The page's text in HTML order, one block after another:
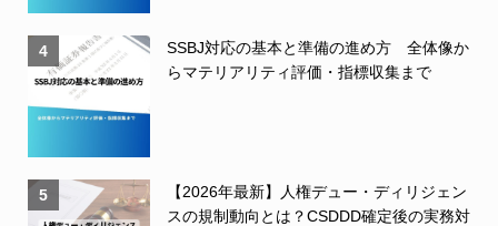
4
SSBJ対応の基本と準備の進め方 全体像か
らマテリアリティ評価・指標収集まで
5
【2026年最新】人権デュー・ディリジェン
スの規制動向とは？CSDDD確定後の実務対